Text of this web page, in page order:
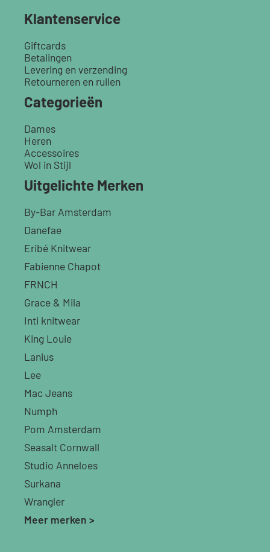
Klantenservice
Giftcards
Betalingen
Levering en verzending
Retourneren en ruilen
Categorieën
Dames
Heren
Accessoires
Wol in Stijl
Uitgelichte Merken
By-Bar Amsterdam
Danefae
Eribé Knitwear
Fabienne Chapot
FRNCH
Grace & Mila
Inti knitwear
King Louie
Lanius
Lee
Mac Jeans
Numph
Pom Amsterdam
Seasalt Cornwall
Studio Anneloes
Surkana
Wrangler
Meer merken >